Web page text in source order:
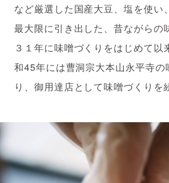
など厳選した国産大豆、塩を使い
最大限に引き出した、昔ながらの
３１年に味噌づくりをはじめて以
和45年には曹洞宗大本山永平寺の
り、御用達店として味噌づくりを